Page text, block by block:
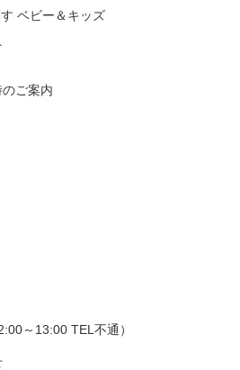
ベビー＆キッズ
ご案内
～13:00 TEL不通）